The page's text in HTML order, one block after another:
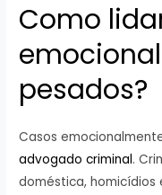
Como
pesados?
Casos
advogado criminal.
doméstica, homicídios